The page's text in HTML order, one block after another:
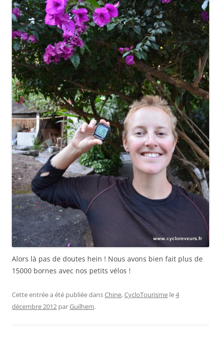
Alors là pas de doutes hein ! Nous avons bien fait plus de
15000 bornes avec nos petits vélos !
Cette entrée a été publiée dansChine,CycloTourisme le4
décembre 2012 parGuilhem.